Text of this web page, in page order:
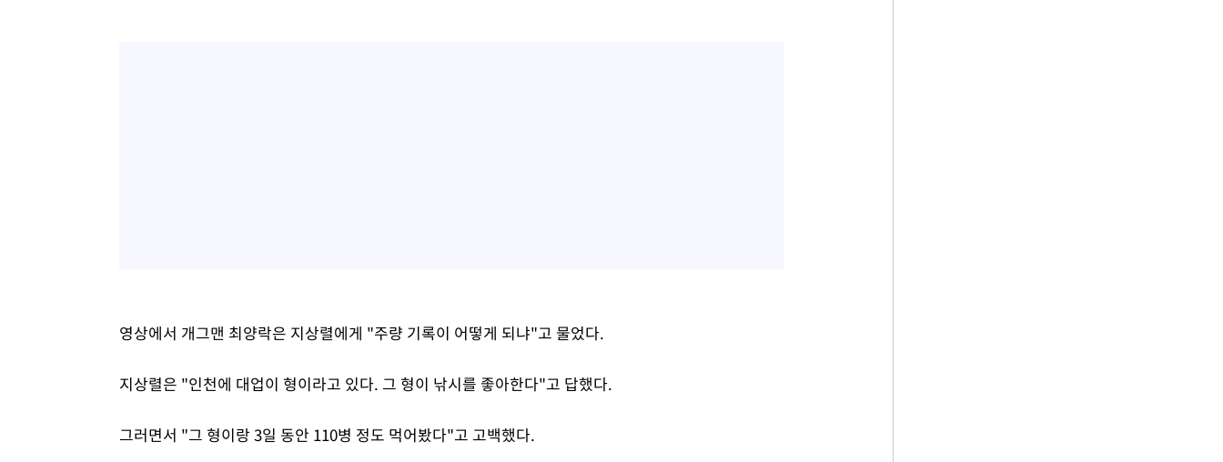
영상에서 개그맨 최양락은 지상렬에게 "주량 기록이 어떻게 되냐"고 물었다.
지상렬은 "인천에 대업이 형이라고 있다. 그 형이 낚시를 좋아한다"고 답했다.
그러면서 "그 형이랑 3일 동안 110병 정도 먹어봤다"고 고백했다.